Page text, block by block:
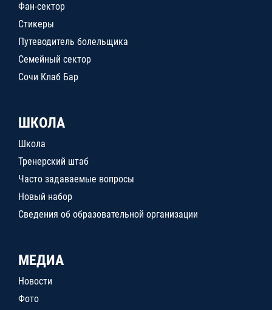
Фан-сектор
Стикеры
Путеводитель болельщика
Семейный сектор
Сочи Клаб Бар
ШКОЛА
Школа
Тренерский штаб
Часто задаваемые вопросы
Новый набор
Сведения об образовательной организации
МЕДИА
Новости
Фото